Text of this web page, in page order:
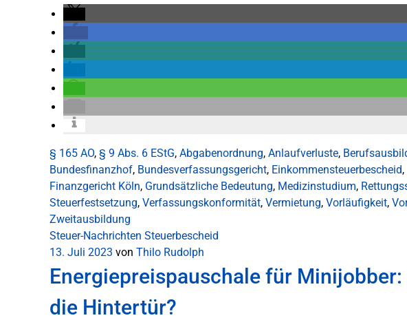
§ 165 AO, § 9 Abs. 6 EStG, Abgabenordnung, Anlaufverluste,
Bundesfinanzhof, Bundesverfassungsgericht, Einkommensteuerbescheid,
Finanzgericht Köln, Grundsätzliche Bedeutung, Medizinstudium,
Steuerfestsetzung, Verfassungskonformität, Vermietung, Vorläufigkeit,
Zweitausbildung
Steuer-Nachrichten Steuerbescheid
13. Juli 2023 von Thilo Rudolph
Energiepreispauschale für
die Hintertür?